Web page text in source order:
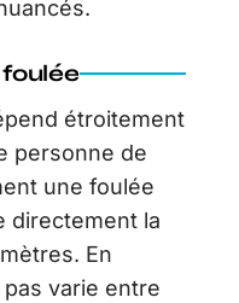
étroitement
personne de
une foulée
directement la
En
pas varie entre